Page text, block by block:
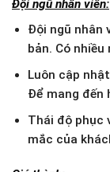
Đội ngũ nhân viên:
Đội ngũ nhân
bản. Có
Luôn cập
Để mang đến
Thái độ phục
mắc của